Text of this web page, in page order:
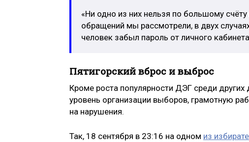
«Ни одно из них нельзя по большому
обращений мы рассмотрели, в двух
человек забыл пароль от личного
Пятигорский вброс и выброс
Кроме роста популярности ДЭГ среди
уровень организации выборов, грамотную
на нарушения.
Так, 18 сентября в 23:16 на одном из